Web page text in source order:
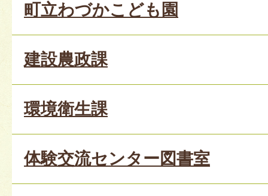
町立わづかこども園
建設農政課
環境衛生課
体験交流センター図書室